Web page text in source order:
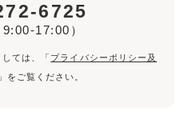
6725
9:00-17:00）
ては、「 プライバシーポリシー及
」をご覧ください。